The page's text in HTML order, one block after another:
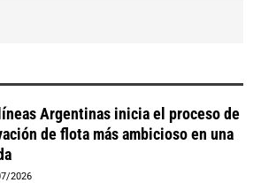
Argentinas inicia el proceso de
de flota más ambicioso en una
2026